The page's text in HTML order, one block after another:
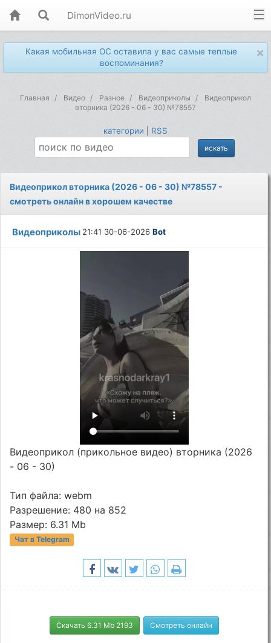
DimonVideo.ru
×
Какая мобильная ОС оставила у вас самые теплые
воспоминания?
Главная Видео Разное Видеоприколы
Видеоприкол
вторника (2026 - 06 - 30) №78557
категории RSS
Видеоприкол вторника (2026 - 06 - 30) №78557 -
смотреть онлайн в хорошем качестве
Видеоприколы 21:41 30-06-2026Bot
Видеоприкол (прикольное видео) вторника (2026
- 06 - 30)
Тип файла: webm
Разрешение: 480 на 852
Размер: 6.31 Mb
Чат в Telegram
Скачать 6.31 Mb 2193 Смотреть онлайн